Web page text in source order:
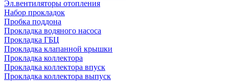
Эл.вентиляторы отопления
Набор прокладок
Пробка поддона
Прокладка водяного насоса
Прокладка ГБЦ
Прокладка клапанной крышки
Прокладка коллектора
Прокладка коллектора впуск
Прокладка коллектора выпуск